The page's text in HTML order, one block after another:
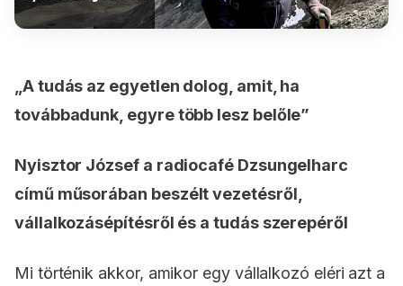
„A tudás az egyetlen dolog, amit, ha
továbbadunk, egyre több lesz belőle”
Nyisztor József a radiocafé Dzsungelharc
című műsorában beszélt vezetésről,
vállalkozásépítésről és a tudás szerepéről
Mi történik akkor, amikor egy vállalkozó eléri azt a